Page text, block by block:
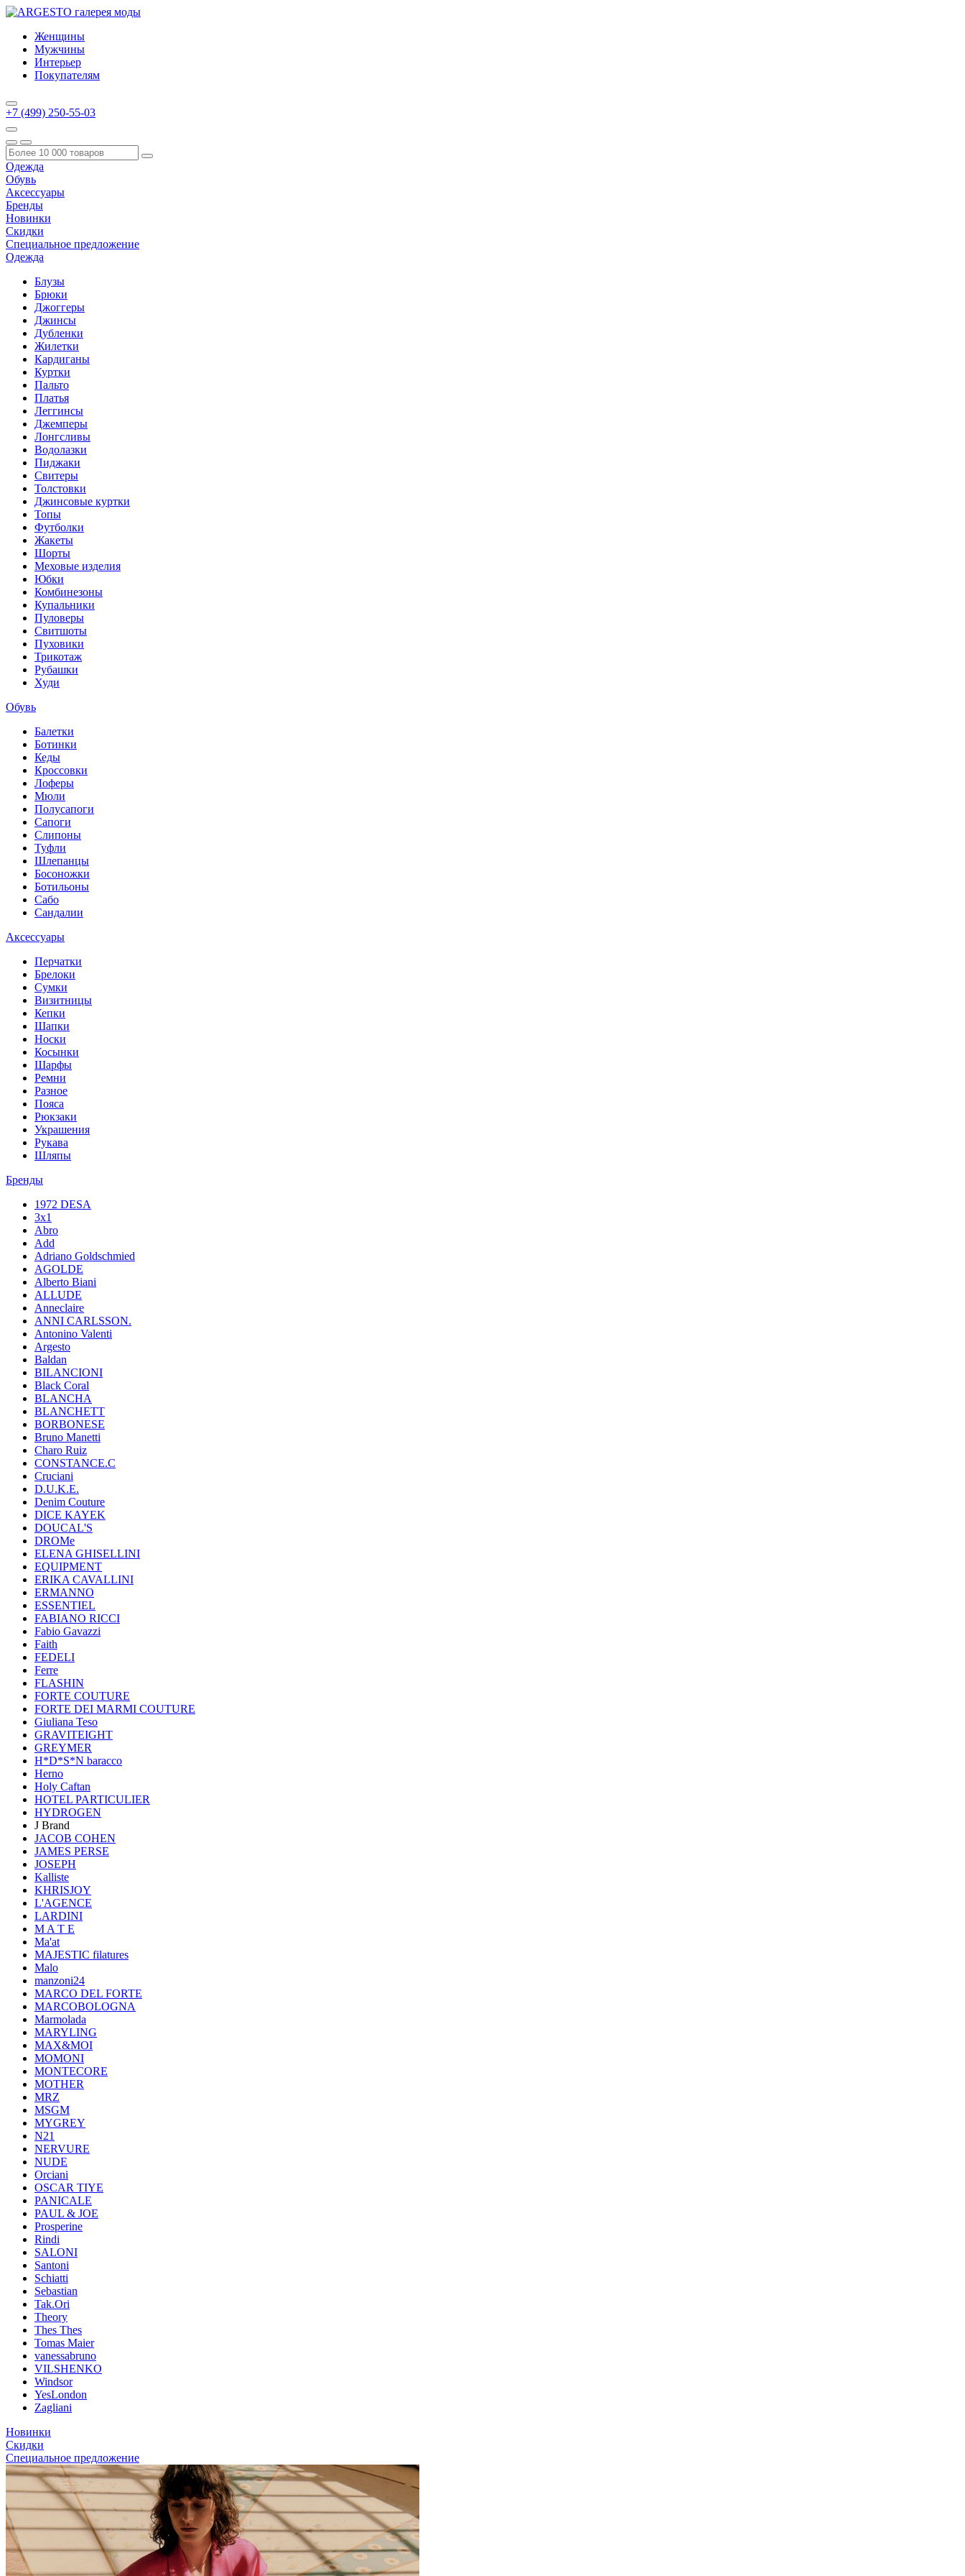
Женщины
Мужчины
Интерьер
Покупателям
+7 (499) 250-55-03
Одежда
Обувь
Аксессуары
Бренды
Новинки
Скидки
Специальное предложение
Одежда
Блузы
Брюки
Джоггеры
Джинсы
Дубленки
Жилетки
Кардиганы
Куртки
Пальто
Платья
Леггинсы
Джемперы
Лонгсливы
Водолазки
Пиджаки
Свитеры
Толстовки
Джинсовые куртки
Топы
Футболки
Жакеты
Шорты
Меховые изделия
Юбки
Комбинезоны
Купальники
Пуловеры
Свитшоты
Пуховики
Трикотаж
Рубашки
Худи
Обувь
Балетки
Ботинки
Кеды
Кроссовки
Лоферы
Мюли
Полусапоги
Сапоги
Слипоны
Туфли
Шлепанцы
Босоножки
Ботильоны
Сабо
Сандалии
Аксессуары
Перчатки
Брелоки
Сумки
Визитницы
Кепки
Шапки
Носки
Косынки
Шарфы
Ремни
Разное
Пояса
Рюкзаки
Украшения
Рукава
Шляпы
Бренды
1972 DESA
3x1
Abro
Add
Adriano Goldschmied
AGOLDE
Alberto Biani
ALLUDE
Anneclaire
ANNI CARLSSON.
Antonino Valenti
Argesto
Baldan
BILANCIONI
Black Coral
BLANCHA
BLANCHETT
BORBONESE
Bruno Manetti
Charo Ruiz
CONSTANCE.C
Cruciani
D.U.K.E.
Denim Couture
DICE KAYEK
DOUCAL'S
DROMe
ELENA GHISELLINI
EQUIPMENT
ERIKA CAVALLINI
ERMANNO
ESSENTIEL
FABIANO RICCI
Fabio Gavazzi
Faith
FEDELI
Ferre
FLASHIN
FORTE COUTURE
FORTE DEI MARMI COUTURE
Giuliana Teso
GRAVITEIGHT
GREYMER
H*D*S*N baracco
Herno
Holy Caftan
HOTEL PARTICULIER
HYDROGEN
J Brand
JACOB COHEN
JAMES PERSE
JOSEPH
Kalliste
KHRISJOY
L'AGENCE
LARDINI
M A T E
Ma'at
MAJESTIC filatures
Malo
manzoni24
MARCO DEL FORTE
MARCOBOLOGNA
Marmolada
MARYLING
MAX&MOI
MOMONI
MONTECORE
MOTHER
MRZ
MSGM
MYGREY
N21
NERVURE
NUDE
Orciani
OSCAR TIYE
PANICALE
PAUL & JOE
Prosperine
Rindi
SALONI
Santoni
Schiatti
Sebastian
Tak.Ori
Theory
Thes Thes
Tomas Maier
vanessabruno
VILSHENKO
Windsor
YesLondon
Zagliani
Новинки
Скидки
Специальное предложение